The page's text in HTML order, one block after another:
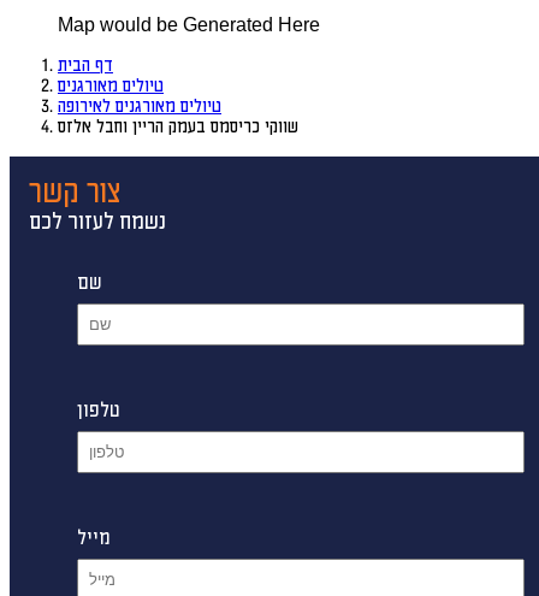
Map would be Generated Here
דף הבית
טיולים מאורגנים
טיולים מאורגנים לאירופה
שווקי כריסמס בעמק הריין וחבל אלזס
צור קשר
נשמח לעזור לכם
שם
טלפון
מייל